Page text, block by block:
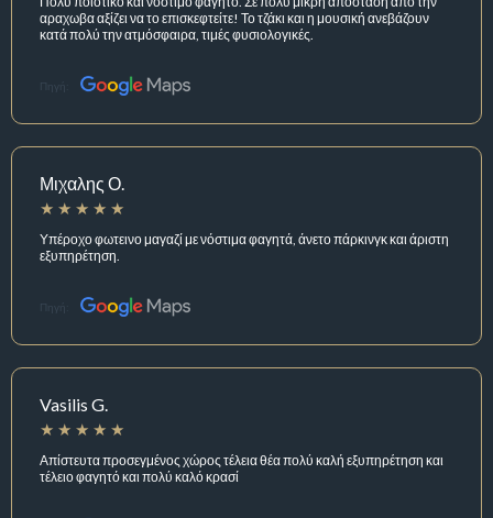
αραχωβα αξίζει να το επισκεφτείτε! Το τζάκι και η μουσική ανεβάζουν
κατά πολύ την ατμόσφαιρα, τιμές φυσιολογικές.
Πηγή:
Μιχαλης Ο.
Υπέροχο φωτεινο μαγαζί με νόστιμα φαγητά, άνετο πάρκινγκ και άριστη
εξυπηρέτηση.
Πηγή:
Vasilis G.
Απίστευτα προσεγμένος χώρος τέλεια θέα πολύ καλή εξυπηρέτηση και
τέλειο φαγητό και πολύ καλό κρασί